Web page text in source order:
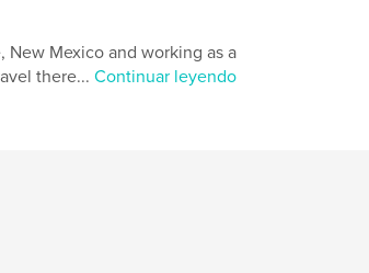
Mexico and working as a
there... Continuar leyendo